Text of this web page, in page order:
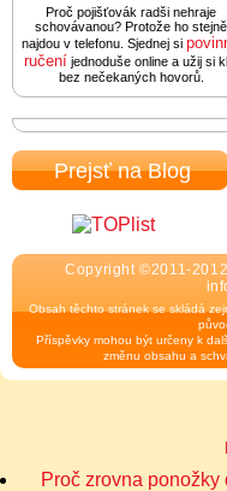
Proč pojišťovák radši nehraje
schovávanou? Protože ho stejně
najdou v telefonu. Sjednej si
ručení jednoduše online a užij si
bez nečekaných hovorů.
Prejsť na Blog
Copyright ©2011-
Obsah těchto stránek se skládá
Příspěvky mohou být určeny k
změnu obsahu a
Proč zrovna